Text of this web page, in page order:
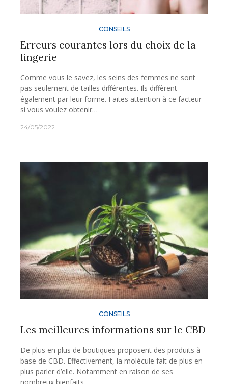
CONSEILS
Erreurs courantes lors du choix de la
lingerie
Comme vous le savez, les seins des femmes ne sont
pas seulement de tailles différentes. Ils diffèrent
également par leur forme. Faites attention à ce facteur
si vous voulez obtenir…
24/05/2022
CONSEILS
Les meilleures informations sur le CBD
De plus en plus de boutiques proposent des produits à
base de CBD. Effectivement, la molécule fait de plus en
plus parler d’elle. Notamment en raison de ses
nombreux bienfaits.…